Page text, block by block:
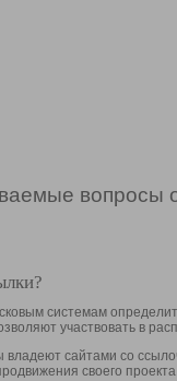
вопросы
системам
участвовать в
сайтами со
своего проекта.